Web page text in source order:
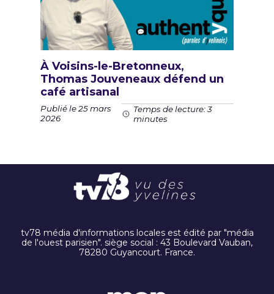
À Voisins-le-Bretonneux,
Thomas Jouveneaux défend un
café artisanal
Publié le 25 mars
2026
Temps de lecture: 3
minutes
tv78 média d'informations locales est édité par "média
de l'ouest parisien". siège social : 43 Boulevard Vauban,
78280 Guyancourt. France.